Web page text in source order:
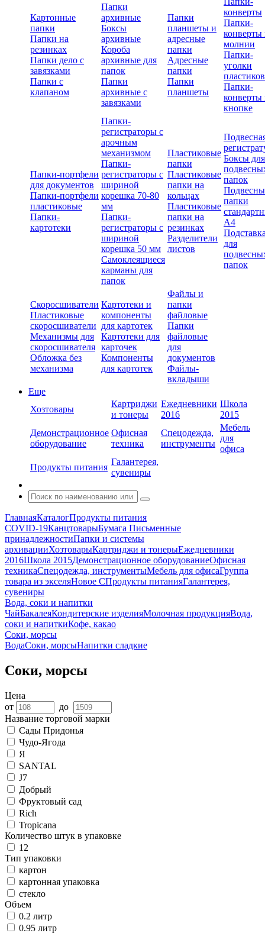
Картонные
папки
Папки на
резинках
Папки дело с
завязками
Папки с
клапаном
Папки
архивные
Боксы
архивные
Короба
архивные для
папок
Папки
архивные с
завязками
Папки
планшеты и
адресные
папки
Адресные
папки
Папки
планшеты
конверты
Папки-
конверты
молнии
Папки-
уголки
Папки-
конверты
кнопке
Папки-портфели
для документов
Папки-портфели
пластиковые
Папки-
картотеки
Папки-
регистраторы с
арочным
механизмом
Папки-
регистраторы с
шириной
корешка 70-80
мм
Папки-
регистраторы с
шириной
корешка 50 мм
Самоклеящиеся
карманы для
папок
Пластиковые
папки
Пластиковые
папки на
кольцах
Пластиковые
папки на
резинках
Разделители
листов
Боксы для
папок
папки
А4
для
папок
Скоросшиватели
Пластиковые
скоросшиватели
Механизмы для
скоросшивателя
Обложка без
механизма
Картотеки и
компоненты
для картотек
Картотеки для
карточек
Компоненты
для картотек
Файлы и
папки
файловые
Папки
файловые
для
документов
Файлы-
вкладыши
Еще
Хозтовары
Картриджи
и тонеры
Ежедневники
2016
Школа
2015
Демонстрационное
оборудование
Офисная
техника
Спецодежда,
инструменты
Мебель
для
офиса
Продукты питания
Галантерея,
сувениры
ГлавнаяКаталогПродукты питания
COVID-19КанцтоварыБумага Письменные
принадлежностиПапки и системы
архивацииХозтоварыКартриджи и тонерыЕжедневники
2016Школа 2015Демонстрационное оборудованиеОфисная
техникаСпецодежда, инструментыМебель для офисаГруппа
товара из экселяНовое СПродукты питанияГалантерея,
сувениры
Вода, соки и напитки
ЧайБакалеяКондитерские изделияМолочная продукцияВода,
соки и напиткиКофе, какао
Соки, морсы
ВодаСоки, морсыНапитки сладкие
Соки, морсы
Цена
от
до
Название торговой марки
Сады Придонья
Чудо-Ягода
Я
SANTAL
J7
Добрый
Фруктовый сад
Rich
Tropicana
Количество штук в упаковке
12
Тип упаковки
картон
картонная упаковка
стекло
Объем
0.2 литр
0.95 литр